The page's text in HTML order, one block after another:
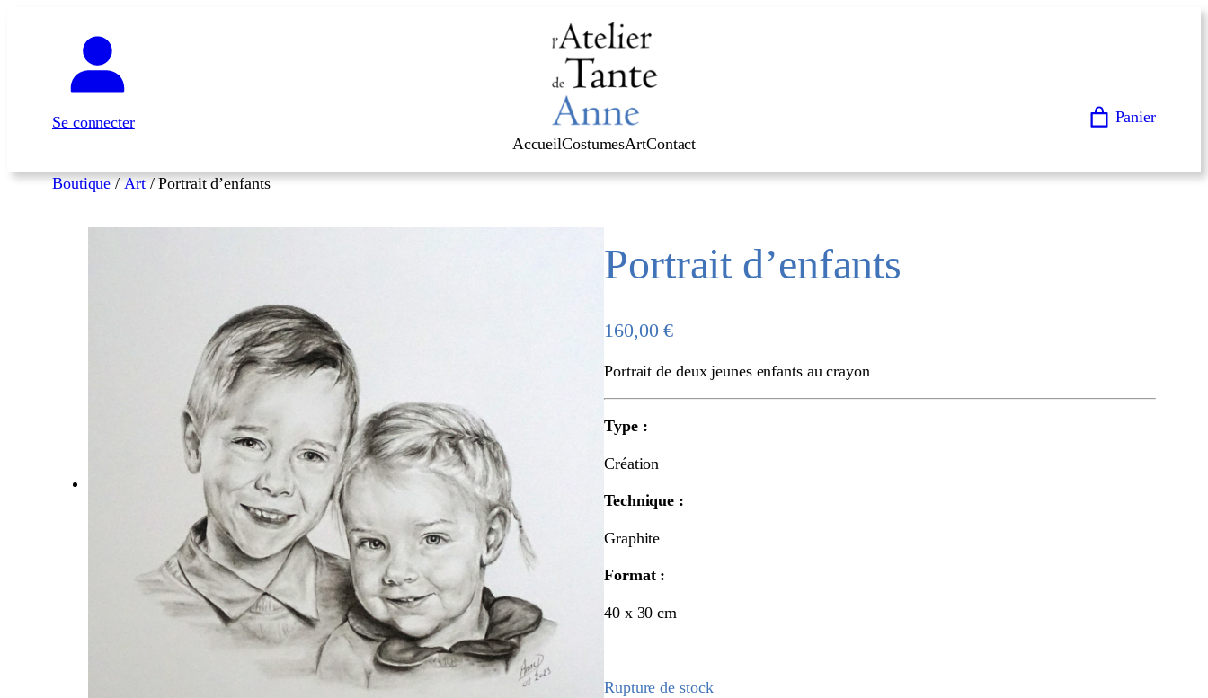
Se connecter
Panier
AccueilCostumesArtContact
Boutique/Art/ Portrait d’enfants
Portrait d’enfants
160,00€
Portrait de deux jeunes enfants au crayon
Type :
Création
Technique :
Graphite
Format :
40 x 30 cm
Rupture de stock